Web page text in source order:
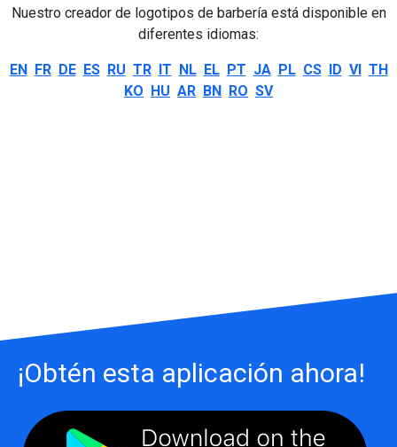
Nuestro creador de logotipos de barbería está disponible en
diferentes idiomas:
EN FR DE ES RU TR IT NL EL PT JA PL CS ID VI TH
KO HU AR BN RO SV
¡Obtén esta aplicación ahora!